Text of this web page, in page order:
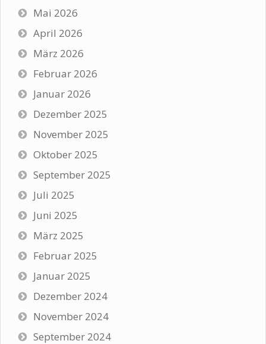
Mai 2026
April 2026
März 2026
Februar 2026
Januar 2026
Dezember 2025
November 2025
Oktober 2025
September 2025
Juli 2025
Juni 2025
März 2025
Februar 2025
Januar 2025
Dezember 2024
November 2024
September 2024